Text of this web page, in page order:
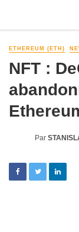
ETHEREUM (ETH)
NFT :
Par